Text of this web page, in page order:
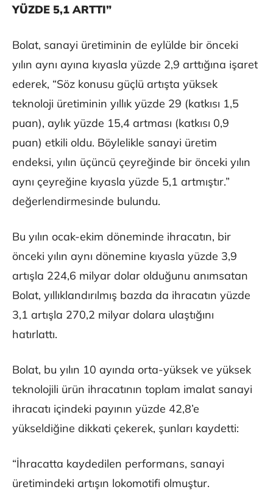
YÜZDE 5,1 ARTTI”
Bolat, sanayi üretiminin de eylülde bir önceki
yılın aynı ayına kıyasla yüzde 2,9 arttığına işaret
ederek, “Söz konusu güçlü artışta yüksek
teknoloji üretiminin yıllık yüzde 29 (katkısı 1,5
puan), aylık yüzde 15,4 artması (katkısı 0,9
puan) etkili oldu. Böylelikle sanayi üretim
endeksi, yılın üçüncü çeyreğinde bir önceki yılın
aynı çeyreğine kıyasla yüzde 5,1 artmıştır.”
değerlendirmesinde bulundu.
Bu yılın ocak-ekim döneminde ihracatın, bir
önceki yılın aynı dönemine kıyasla yüzde 3,9
artışla 224,6 milyar dolar olduğunu anımsatan
Bolat, yıllıklandırılmış bazda da ihracatın yüzde
3,1 artışla 270,2 milyar dolara ulaştığını
hatırlattı.
Bolat, bu yılın 10 ayında orta-yüksek ve yüksek
teknolojili ürün ihracatının toplam imalat sanayi
ihracatı içindeki payının yüzde 42,8’e
yükseldiğine dikkati çekerek, şunları kaydetti:
“İhracatta kaydedilen performans, sanayi
üretimindeki artışın lokomotifi olmuştur.